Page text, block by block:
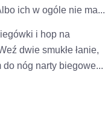
ich w ogóle nie ma...
i hop na
dwie smukłe łanie,
do nóg narty biegowe...